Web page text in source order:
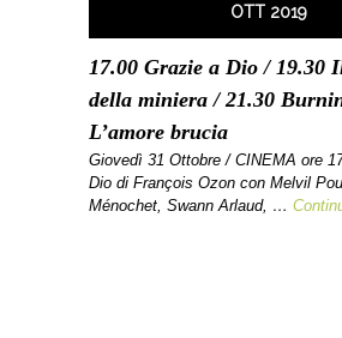
OTT 2019
17.00 Grazie a Dio / 19.30
della miniera / 21.30
L’amore brucia
Giovedì 31 Ottobre / CINEMA ore
Dio di François Ozon con Melvil
Ménochet, Swann Arlaud, …